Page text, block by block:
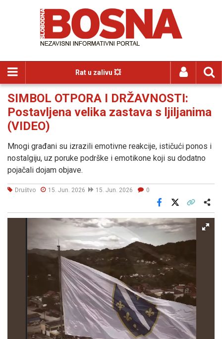
Rat u zalivu 💥
SIMBOL OTPORA I DRŽAVNOSTI:
Postavljena velika zastava s ljiljanima
(VIDEO)
Mnogi građani su izrazili emotivne reakcije, ističući ponos i
nostalgiju, uz poruke podrške i emotikone koji su dodatno
pojačali dojam objave.
Društvo 15. Jun. 2026 15. Jun. 2026 0
Facebook